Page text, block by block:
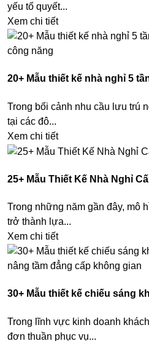
yếu tố quyết...
Xem chi tiết
20+ Mẫu thiết kế nhà nghỉ 5
Trong bối cảnh nhu cầu lưu trú
tại các đô...
Xem chi tiết
25+ Mẫu Thiết Kế Nhà Nghỉ
Trong những năm gần đây, mô
trở thành lựa...
Xem chi tiết
30+ Mẫu thiết kế chiếu sáng
Trong lĩnh vực kinh doanh
đơn thuần phục vụ...